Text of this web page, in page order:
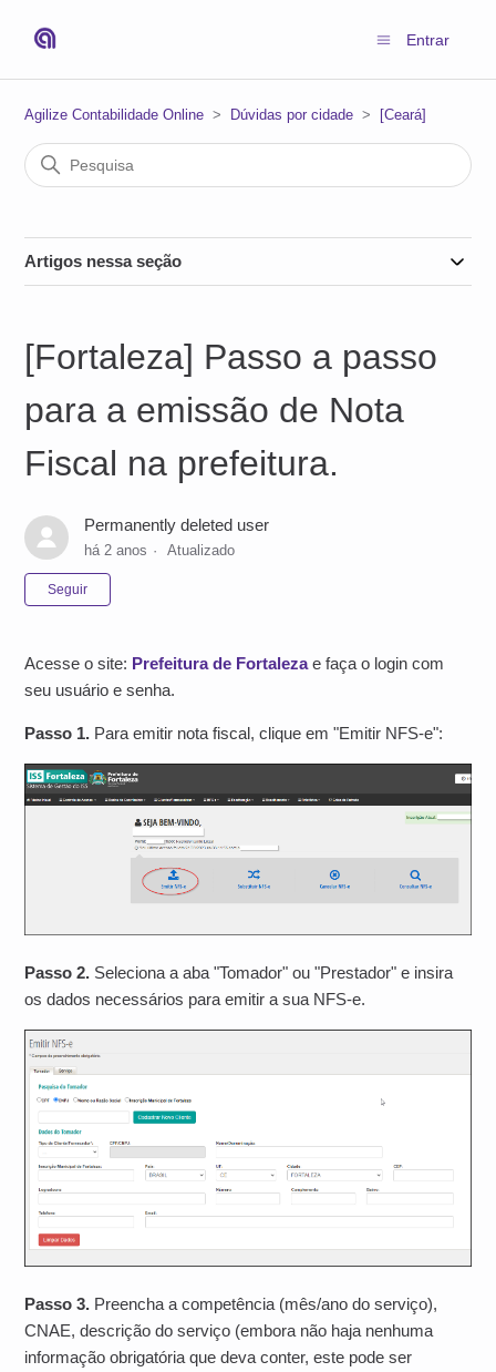
Entrar
Agilize Contabilidade Online Dúvidas por cidade [Ceará]
Artigos nessa seção
[Fortaleza] Passo a passo
para a emissão de Nota
Fiscal na prefeitura.
Permanently deleted user
há 2 anos Atualizado
Seguir
Acesse o site: Prefeitura de Fortalezaefaça o login com
seu usuário e senha.
Passo 1. Para emitir nota fiscal, clique em "Emitir NFS-e":
Passo 2. Seleciona a aba "Tomador" ou "Prestador" e insira
os dados necessários para emitir a sua NFS-e.
Passo 3. Preencha a competência (mês/ano do serviço),
CNAE, descrição do serviço (embora não haja nenhuma
informação obrigatória que deva conter, este pode ser